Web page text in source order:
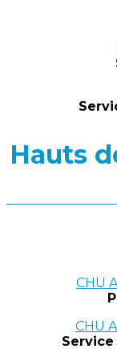
Hauts
CHU
CHU